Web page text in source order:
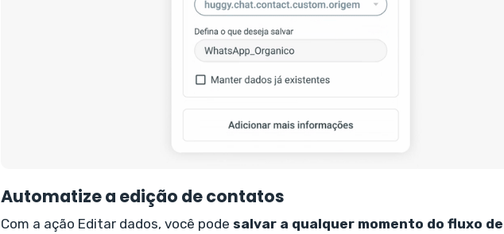
Automatize a edição de contatos
Com a ação Editar dados, você pode salvar a qualquer momento do fluxo de